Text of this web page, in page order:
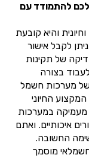
להתמודד עם
והיא קובעת
לקבל אישור
של תקינות
בצורה
מערכות חשמל
החיוני
מעמיקה במערכות
איכותיים. ואתם
החשובה.
מוסמך